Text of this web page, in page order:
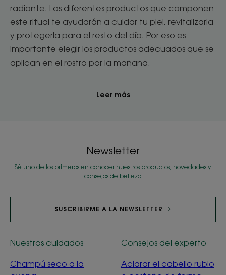
radiante. Los diferentes productos que componen
este ritual te ayudarán a cuidar tu piel, revitalizarla
y protegerla para el resto del día. Por eso es
importante elegir los productos adecuados que se
aplican en el rostro por la mañana.
Leer más
Newsletter
Sé uno de los primeros en conocer nuestros productos, novedades y
consejos de belleza
SUSCRIBIRME A LA NEWSLETTER
Nuestros cuidados
Champú seco a la
Consejos del experto
Aclarar el cabello rubio